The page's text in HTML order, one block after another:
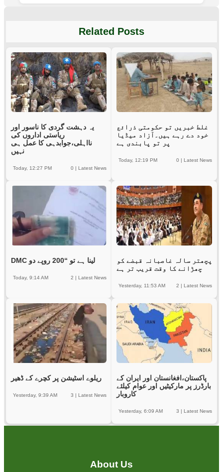
Related Posts
یہ دہشت گردی کا ناسور اور
ریاستی اداروں کی
نااہلی،جوابدہی کا عمل ہی
نہیں
0 | Latest News
Today, 12:27 PM
غلط خبریں تو حکومتی ذرائع
خود دے رہے ہیں۔آزاد میڈیا
پر تو پابندی ہے
0 | Latest News
Today, 12:19 PM
DMC لینا ہے تو “200 روپے دو
2 | Latest News
Today, 9:14 AM
پچھتر سالہ غاصبانہ قبضے کو
چھڑانے کا وقت قریب تر ہے
2 | Latest News
Yesterday, 11:53 AM
ریلوے اسٹیشن پر کچرے کے ڈھیر
3 | Latest News
Yesterday, 9:39 AM
پاکستان،افغانستان اور ایران کے
بارڈرز پر مارکیٹیں اور عوام کیلئے
کاروبار
3 | Latest News
Yesterday, 6:09 AM
About Us